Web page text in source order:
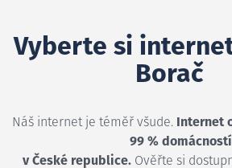
Vyberte si
Borač
Náš internet je téměř všude. Internet
99 % domácností
v České republice. Ověřte si